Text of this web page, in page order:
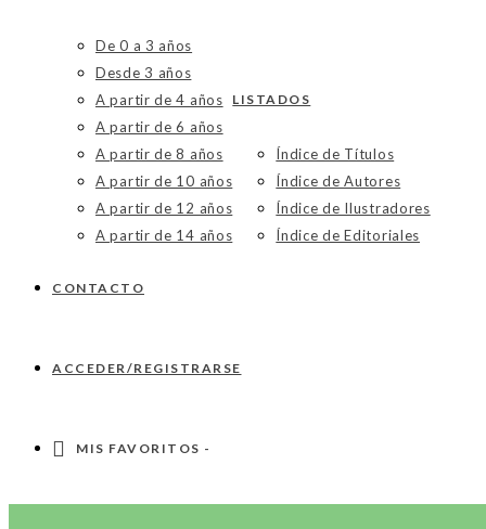
De 0 a 3 años
Desde 3 años
A partir de 4 años
A partir de 6 años
A partir de 8 años
A partir de 10 años
A partir de 12 años
A partir de 14 años
LISTADOS
Índice de Títulos
Índice de Autores
Índice de Ilustradores
Índice de Editoriales
CONTACTO
ACCEDER/REGISTRARSE
MIS FAVORITOS -